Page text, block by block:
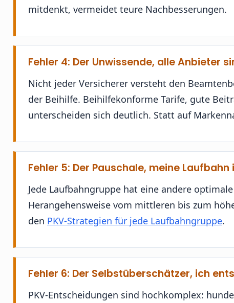
mitdenkt, vermeidet teure Nachbesserungen.
Fehler 4: Der Unwissende, alle Anbieter
Nicht jeder Versicherer versteht den
der Beihilfe. Beihilfekonforme Tarife, gute
unterscheiden sich deutlich. Statt auf
Fehler 5: Der Pauschale, meine
Jede Laufbahngruppe hat eine andere
Herangehensweise vom mittleren bis zum
den PKV-Strategien für jede Laufbahngruppe.
Fehler 6: Der Selbstüberschätzer, ich
PKV-Entscheidungen sind hochkomplex: